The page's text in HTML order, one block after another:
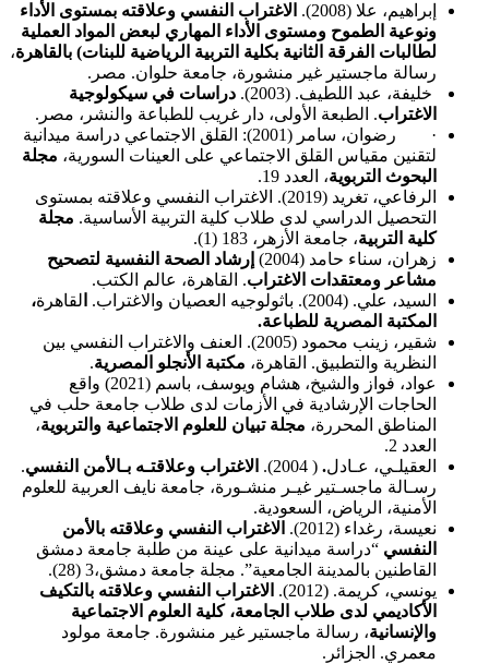
إبراهيم، علا (2008).
الاغتراب النفسي وعلاقته بمستوى الأداء
ونوعية الطموح ومستوى الأداء المهاري لبعض المواد العملية
لطالبات الفرقة الثانية بكلية التربية الرياضية للبنات) بالقاهرة،
رسالة ماجستير غير منشورة، جامعة حلوان. مصر.
خليفة، عبد اللطيف. (2003).
دراسات في سيكولوجية
الاغتراب. الطبعة الأولى، دار غريب للطباعة والنشر، مصر.
· رضوان، سامر (2001): القلق الاجتماعي دراسة ميدانية
لتقنين مقياس القلق الاجتماعي على العينات السورية، مجلة
البحوث التربوية، العدد 19.
الرفاعي، تغريد (2019). الاغتراب النفسي وعلاقته بمستوى
التحصيل الدراسي لدى طلاب كلية التربية الأساسية. مجلة
كلية التربية، جامعة الأزهر، 183 (1).
زهران، سناء حامد (2004)
إرشاد الصحة النفسية لتصحيح
مشاعر ومعتقدات الاغتراب. القاهرة، عالم الكتب.
السيد، علي. (2004). باثولوجيه العصيان والاغتراب.
لقاهرة،
المكتبة المصرية للطباعة.
شقير، زينب محمود (2005). العنف والاغتراب النفسي بين
النظرية والتطبيق. القاهرة، مكتبة الأنجلو المصرية.
عواد، فواز والشيخ، هشام ويوسف، باسم (2021) واقع
الحاجات الإرشادية في الأزمات لدى طلاب جامعة حلب في
المناطق المحررة، مجلة تبيان للعلوم الاجتماعية والتربوية،
العدد 2.
العقيلـي، عـادل.
( 2004). الاغتراب وعلاقتـه بـالأمن النفسي.
رسـالة ماجسـتير غيـر منشـورة، جامعة نايف العربية للعلوم
الأمنية، الرياض، السعودية.
نعيسة، رغداء (2012).
الاغتراب النفسي وعلاقته بالأمن
النفسي “دراسة ميدانية على عينة من طلبة جامعة دمشق
القاطنين بالمدينة الجامعية”. مجلة جامعة دمشق،3 (28).
يونسي، كريمة. (2012).
الاغتراب النفسي وعلاقته بالتكيف
الأكاديمي لدى طلاب الجامعة، كلية العلوم الاجتماعية
والإنسانية، رسالة ماجستير غير منشورة. جامعة مولود
معمري. الجزائر.